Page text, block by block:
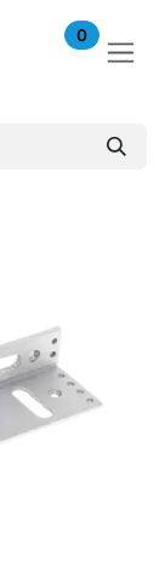
0